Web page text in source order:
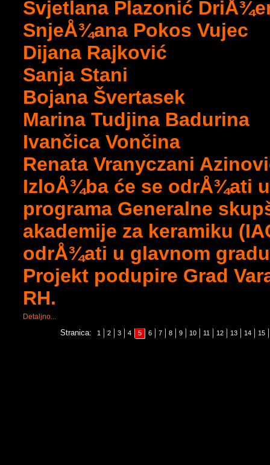
Svjetlana Plazonić
SnjeÅ¾ana Pokos Vujec
Dijana Rajković
Sanja Stani
Bojana Švertasek
Marina Tudjina Badurina
Ivančica Vončina
Renata Vranyczani
IzloÅ¾ba će se odrÅ¾ati
programa Generalne
akademije za keramiku
odrÅ¾ati u glavnom
Projekt podupire Grad
RH.
Detaljno...
Stranica: 1 2 3 4 5 6 7 8 9 10 11 12 13 14 15